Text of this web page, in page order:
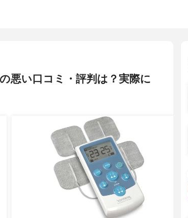
悪い口コミ・評判は？実際に